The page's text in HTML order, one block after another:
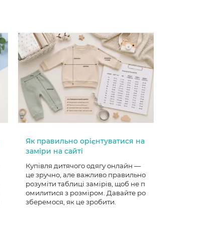
Як правильно орієнтуватися на
заміри на сайті
Купівля дитячого одягу онлайн —
це зручно, але важливо правильно
розуміти таблиці замірів, щоб не п
омилитися з розміром. Давайте ро
зберемося, як це зробити.